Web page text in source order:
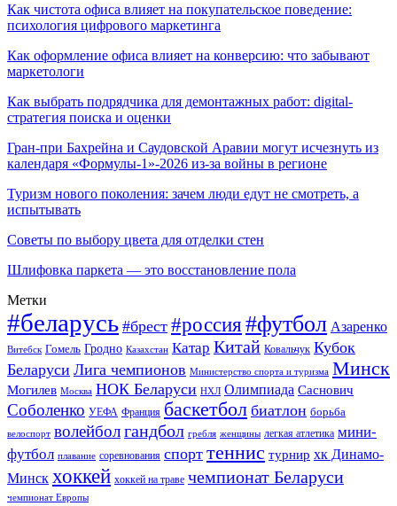
Как чистота офиса влияет на покупательское поведение:
психология цифрового маркетинга
Как оформление офиса влияет на конверсию: что забывают
маркетологи
Как выбрать подрядчика для демонтажных работ: digital-
стратегия поиска и оценки
Гран-при Бахрейна и Саудовской Аравии могут исчезнуть из
календаря «Формулы-1»-2026 из-за войны в регионе
Туризм нового поколения: зачем люди едут не смотреть, а
испытывать
Советы по выбору цвета для отделки стен
Шлифовка паркета — это восстановление пола
Метки
#беларусь #брест #россия#футбол Азаренко
Витебск Гомель Гродно Казахстан Катар Китай Ковальчук Кубок
Беларуси Лига чемпионов Министерство спорта и туризма Минск
Могилев Москва НОК Беларуси НХЛ Олимпиада Саснович
Соболенко УЕФА Франция баскетбол биатлон борьба
велоспорт волейболгандбол гребля женщины легкая атлетика мини-
футбол плавание соревнования спорт теннис турнир хк Динамо-
Минск хоккей хоккей на траве чемпионат Беларуси
чемпионат Европы